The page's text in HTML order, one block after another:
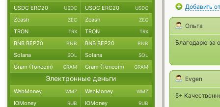
Добавить
Ольга
Благодарю за
Evgen
5+
USDC ERC20 USDC USDC ERC20 USDC
Zcash ZEC Zcash ZEC
TRON TRX TRON TRX
BNB BEP20 BNB BNB BEP20 BNB
Solana SOL Solana SOL
Gram (Toncoin) GRAM Gram (Toncoin) GRAM
Электронные деньги
WebMoney WMZ WebMoney WMZ
ЮMoney RUB ЮMoney RUB